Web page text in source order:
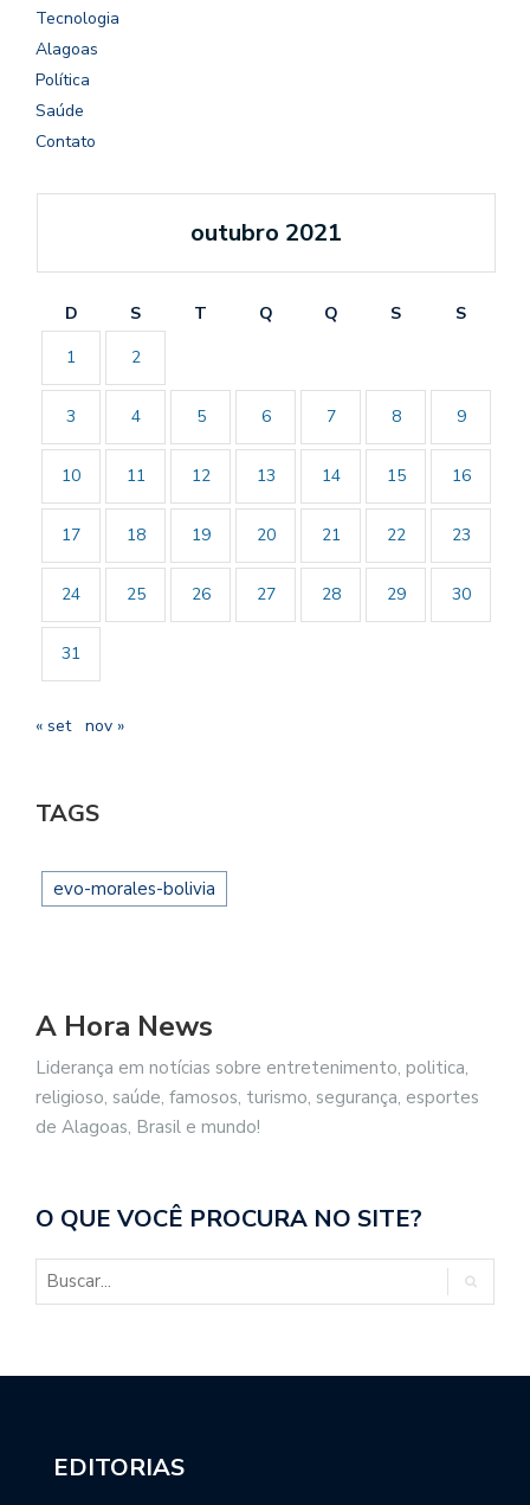
Tecnologia
Alagoas
Política
Saúde
Contato
outubro 2021
D S T Q Q S
S
1
2
3 4 5 6 7 8 9
10 11 12 13 14 15 16
17 18 19 20 21 22 23
24 25 26 27 28 29 30
31
« set nov »
TAGS
evo-morales-bolivia
A Hora News
Liderança em notícias sobre entretenimento, politica,
religioso, saúde, famosos, turismo, segurança, esportes
de Alagoas, Brasil e mundo!
O QUE VOCÊ PROCURA NO SITE?
EDITORIAS